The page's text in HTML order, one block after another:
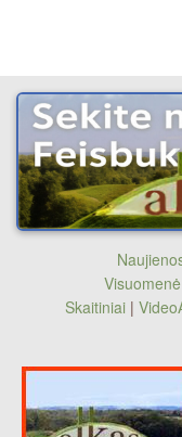
Visuomenė
Skaitiniai |